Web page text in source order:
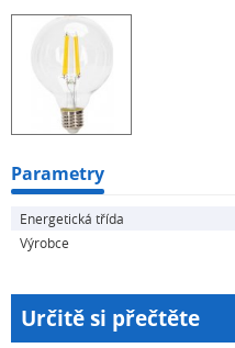
Parametry
Energetická třída
Výrobce
Určitě si přečtěte